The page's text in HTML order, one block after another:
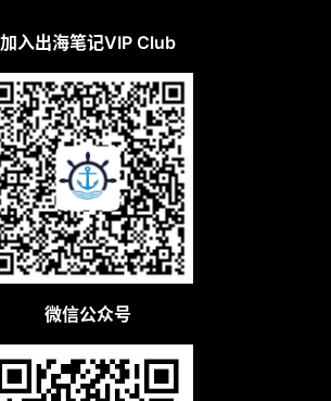
加入出海笔记VIP Club
微信公众号